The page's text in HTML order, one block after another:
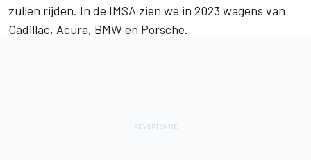
zullen rijden. In de IMSA zien we in 2023 wagens van
Cadillac, Acura, BMW en Porsche.